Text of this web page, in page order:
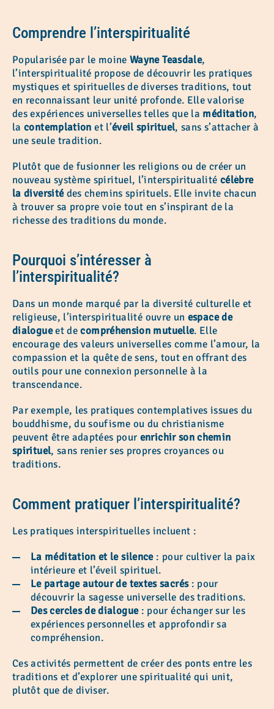
Comprendre l’interspiritualité
Popularisée par le moine Wayne Teasdale,
l’interspiritualité propose de découvrir les pratiques
mystiques et spirituelles de diverses traditions, tout
en reconnaissant leur unité profonde. Elle valorise
des expériences universelles telles que la méditation,
lacontemplation et l’éveil spirituel, sans s’attacher à
une seule tradition.
Plutôt que de fusionner les religions ou de créer un
nouveau système spirituel, l’interspiritualité célèbre
la diversitédes chemins spirituels. Elle invite chacun
à trouver sa propre voie tout en s’inspirant de la
richesse des traditions du monde.
Pourquoi s’intéresser à
l’interspiritualité?
Dans un monde marqué par la diversité culturelle et
religieuse, l’interspiritualité ouvre un espace de
dialogueet decompréhension mutuelle. Elle
encourage des valeurs universelles comme l’amour, la
compassion et la quête de sens, tout en offrant des
outils pour une connexion personnelle à la
transcendance.
Par exemple, les pratiques contemplatives issues du
bouddhisme, du soufisme ou du christianisme
peuvent être adaptées pour enrichir son chemin
spirituel, sans renier ses propres croyances ou
traditions.
Comment pratiquer l’interspiritualité?
Les pratiques interspirituelles incluent :
La méditation et le silence: pour cultiver la paix
intérieure et l’éveil spirituel.
Le partage autour de textes sacrés: pour
découvrir la sagesse universelle des traditions.
Des cercles de dialogue: pour échanger sur les
expériences personnelles et approfondir sa
compréhension.
Ces activités permettent de créer des ponts entre les
traditions et d’explorer une spiritualité qui unit,
plutôt que de diviser.